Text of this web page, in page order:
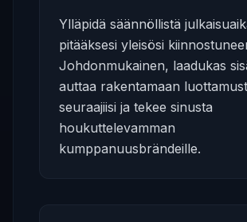
Ylläpidä säännöllistä
pitääksesi yleisösi
Johdonmukainen, laadukas
auttaa rakentamaan
seuraajiisi ja tekee sinusta
houkuttelevamman
kumppanuusbrändeille.